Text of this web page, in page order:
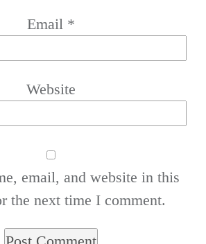
Email *
Website
email, and website in this
the next time I comment.